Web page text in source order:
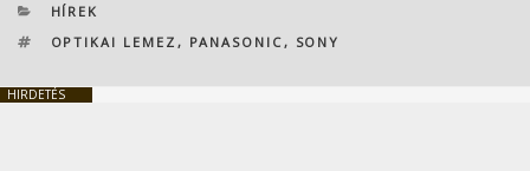
KATEGÓRIÁK
HÍREK
CÍMKÉK
OPTIKAI LEMEZ , PANASONIC, SONY
HIRDETÉS